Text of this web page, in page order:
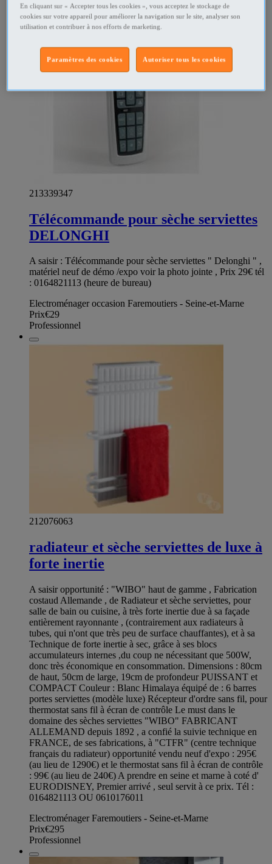
213339347
Télécommande pour sèche serviettes
DELONGHI
A saisir : Télécommande pour sèche serviettes " Delonghi " ,
matériel neuf de démo /expo voir la photo jointe , Prix 29€ tél
: 0164821113 (heure de bureau)
Electroménager occasion Faremoutiers - Seine-et-Marne
Prix€29
Professionnel
212076063
radiateur et sèche serviettes de luxe à
forte inertie
A saisir opportunité : "WIBO" haut de gamme , Fabrication
costaud Allemande , de Radiateur et sèche serviettes, pour
salle de bain ou cuisine, à très forte inertie due à sa façade
entièrement rayonnante , (contrairement aux radiateurs à
tubes, qui n'ont que très peu de surface chauffantes), et à sa
Technique de forte inertie à sec, grâce à ses blocs
accumulateurs internes ,du coup ne nécessitant que 500W,
donc très économique en consommation. Dimensions : 80cm
de haut, 50cm de large, 19cm de profondeur PUISSANT et
COMPACT Couleur : Blanc Himalaya équipé de : 6 barres
portes serviettes (modèle luxe) Récepteur d'ordre sans fil, pour
thermostat sans fil à écran de contrôle Le must dans le
domaine des sèches serviettes "WIBO" FABRICANT
ALLEMAND depuis 1892 , a confié la suivie technique en
FRANCE, de ses fabrications, à "CTFR" (centre technique
français du radiateur) opportunité vendu neuf d'expo : 295€
(au lieu de 1290€) et le thermostat sans fil à écran de contrôle
: 99€ (au lieu de 240€) A prendre en seine et marne à coté d'
EURODISNEY, Premier arrivé , seul servit à ce prix. Tél :
0164821113 OU 0610176011
Electroménager Faremoutiers - Seine-et-Marne
Prix€295
Professionnel
En cliquant sur « Accepter tous les cookies », vous acceptez le stockage de
cookies sur votre appareil pour améliorer la navigation sur le site, analyser son
utilisation et contribuer à nos efforts de marketing.
Autoriser tous les cookies
Paramètres des cookies